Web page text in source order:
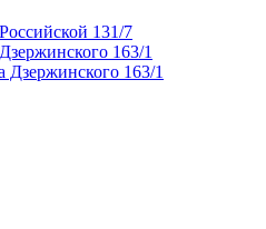
131/7
163/1
Дзержинского 163/1